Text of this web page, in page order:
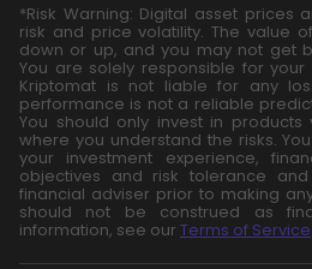
*Risk Warning: Digital asset prices
risk and price volatility. The value
down or up, and you may not get
You are solely responsible for
Kriptomat is not liable for any
performance is not a reliable
You should only invest in
where you understand the risks.
your investment experience,
objectives and risk tolerance
financial adviser prior to making
should not be construed as
information, see our Terms of Service